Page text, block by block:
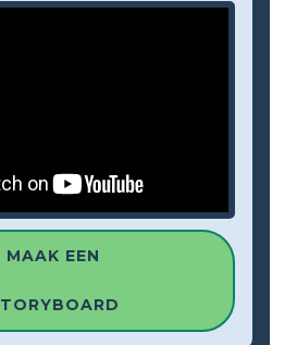
MAAK EEN